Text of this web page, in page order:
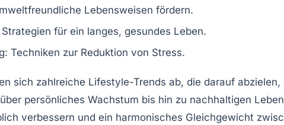
Lebensweisen fördern.
Strategien für ein langes, gesundes Leben.
: Techniken zur Reduktion von Stress.
sich zahlreiche Lifestyle-Trends ab, die darauf abzielen,
über persönliches Wachstum bis hin zu nachhaltigen
verbessern und ein harmonisches Gleichgewicht